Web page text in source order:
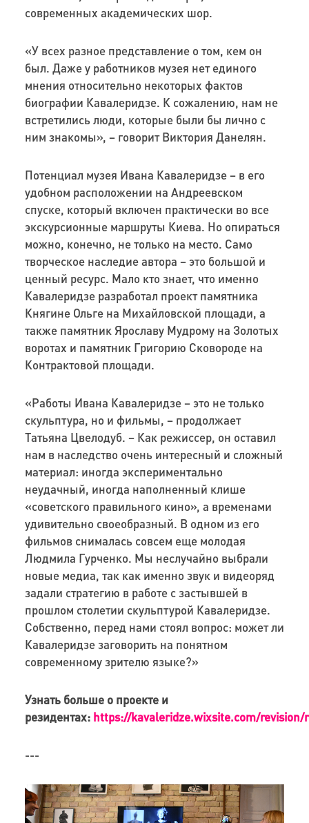
современных академических шор.
«У всех разное представление о том, кем он
был. Даже у работников музея нет единого
мнения относительно некоторых фактов
биографии Кавалеридзе. К сожалению, нам не
встретились люди, которые были бы лично с
ним знакомы», – говорит Виктория Данелян.
Потенциал музея Ивана Кавалеридзе – в его
удобном расположении на Андреевском
спуске, который включен практически во все
экскурсионные маршруты Киева. Но опираться
можно, конечно, не только на место. Само
творческое наследие автора – это большой и
ценный ресурс. Мало кто знает, что именно
Кавалеридзе разработал проект памятника
Княгине Ольге на Михайловской площади, а
также памятник Ярославу Мудрому на Золотых
воротах и памятник Григорию Сковороде на
Контрактовой площади.
«Работы Ивана Кавалеридзе – это не только
скульптура, но и фильмы, – продолжает
Татьяна Цвелодуб. – Как режиссер, он оставил
нам в наследство очень интересный и сложный
материал: иногда экспериментально
неудачный, иногда наполненный клише
«советского правильного кино», а временами
удивительно своеобразный. В одном из его
фильмов снималась совсем еще молодая
Людмила Гурченко. Мы неслучайно выбрали
новые медиа, так как именно звук и видеоряд
задали стратегию в работе с застывшей в
прошлом столетии скульптурой Кавалеридзе.
Собственно, перед нами стоял вопрос: может ли
Кавалеридзе заговорить на понятном
современному зрителю языке?»
Узнать больше о проекте и
резидентах: https://kavaleridze.wixsite.com/revision/
---